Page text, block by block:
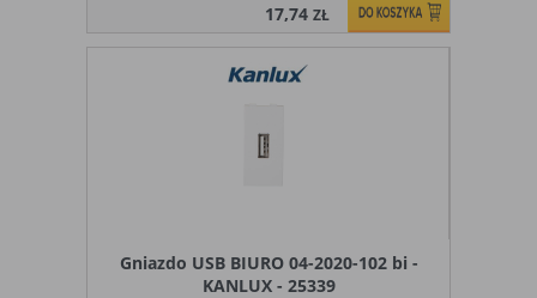
17,74ZŁ
Gniazdo USB BIURO 04-2020-102 bi -
KANLUX - 25339